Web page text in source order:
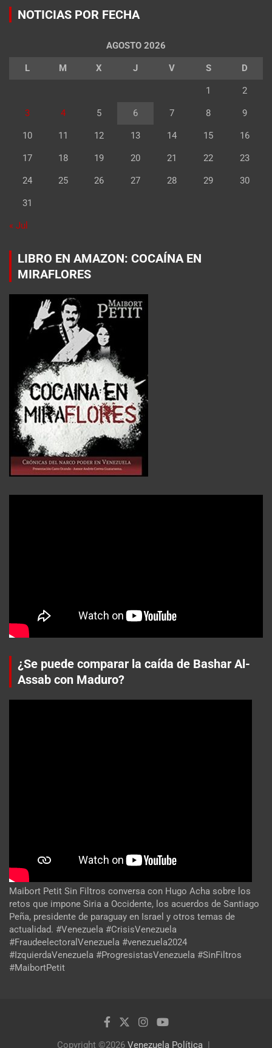
NOTICIAS POR FECHA
AGOSTO 2026
L M X J V S D
1 2
3 4 5 6 7 8 9
10 11 12 13 14 15 16
17 18 19 20 21 22 23
24 25 26 27 28 29 30
31
« Jul
LIBRO EN AMAZON: COCAÍNA EN
MIRAFLORES
¿Se puede comparar la caída de Bashar Al-
Assab con Maduro?
Maibort Petit Sin Filtros conversa con Hugo Acha sobre los
retos que impone Siria a Occidente, los acuerdos de Santiago
Peña, presidente de paraguay en Israel y otros temas de
actualidad. #Venezuela #CrisisVenezuela
#FraudeelectoralVenezuela #venezuela2024
#IzquierdaVenezuela #ProgresistasVenezuela #SinFiltros
#MaibortPetit
Copyright ©2026 Venezuela Política